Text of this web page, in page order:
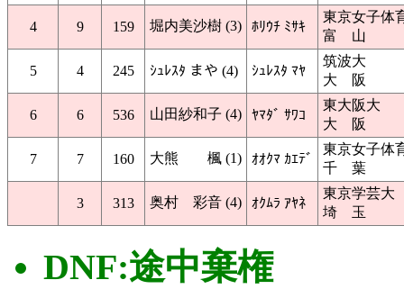
4 9 159 堀内美沙樹 (3) ﾎﾘｳﾁ ﾐｻｷ
東京女子体
富 山
5 4 245 ｼｭﾚｽﾀ まや (4) ｼｭﾚｽﾀ ﾏﾔ
筑波大
大 阪
6 6 536 山田紗和子 (4) ﾔﾏﾀﾞ ｻﾜｺ
東大阪大
大 阪
7 7 160 大熊 楓 (1) ｵｵｸﾏ ｶｴﾃﾞ
東京女子体
千 葉
3 313 奥村 彩音 (4) ｵｸﾑﾗ ｱﾔﾈ
東京学芸大
埼 玉
DNF:途中棄権